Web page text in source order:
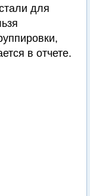
для
в отчете.